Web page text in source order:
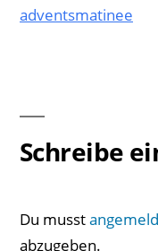
adventsmatinee
Schreibe
Du musst
abzugeben.